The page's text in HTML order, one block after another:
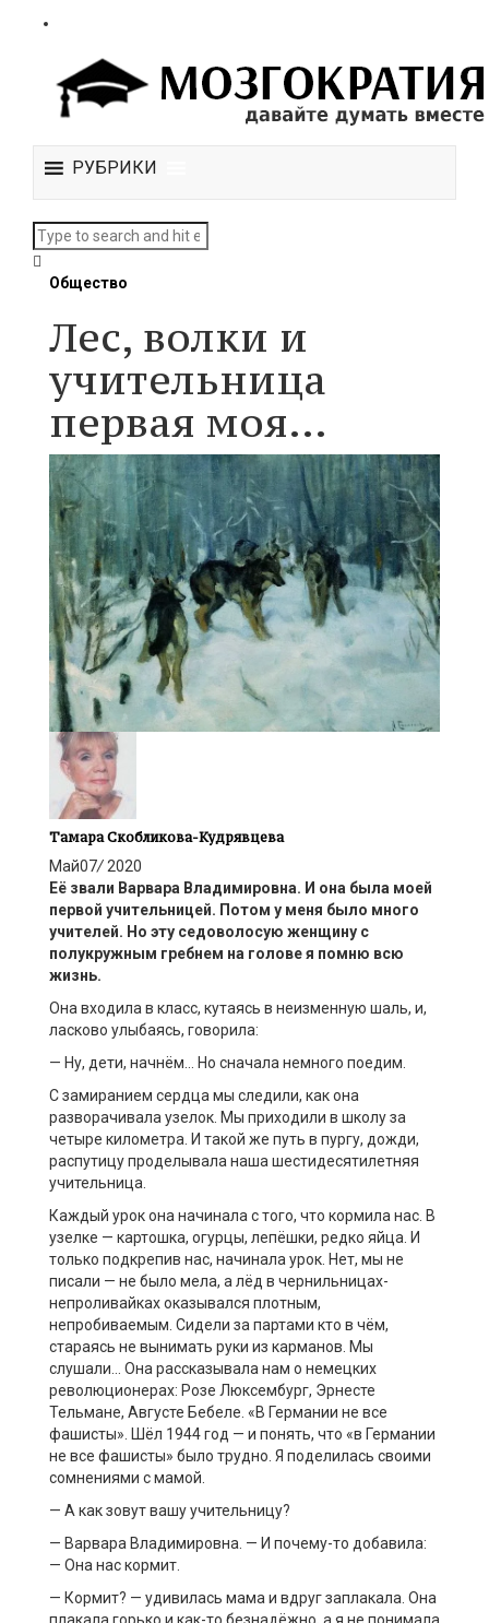
РУБРИКИ
Общество
Лес, волки и
учительница
первая моя…
Тамара Скобликова-Кудрявцева
Май07/ 2020
Её звали Варвара Владимировна. И она была моей
первой учительницей. Потом у меня было много
учителей. Но эту седоволосую женщину с
полукружным гребнем на голове я помню всю
жизнь.
Она входила в класс, кутаясь в неизменную шаль, и,
ласково улыбаясь, говорила:
— Ну, дети, начнём… Но сначала немного поедим.
С замиранием сердца мы следили, как она
разворачивала узелок. Мы приходили в школу за
четыре километра. И такой же путь в пургу, дожди,
распутицу проделывала наша шестидесятилетняя
учительница.
Каждый урок она начинала с того, что кормила нас. В
узелке — картошка, огурцы, лепёшки, редко яйца. И
только подкрепив нас, начинала урок. Нет, мы не
писали — не было мела, а лёд в чернильницах-
непроливайках оказывался плотным,
непробиваемым. Сидели за партами кто в чём,
стараясь не вынимать руки из карманов. Мы
слушали… Она рассказывала нам о немецких
революционерах: Розе Люксембург, Эрнесте
Тельмане, Августе Бебеле. «В Германии не все
фашисты». Шёл 1944 год — и понять, что «в Германии
не все фашисты» было трудно. Я поделилась своими
сомнениями с мамой.
— А как зовут вашу учительницу?
— Варвара Владимировна. — И почему-то добавила:
— Она нас кормит.
— Кормит? — удивилась мама и вдруг заплакала. Она